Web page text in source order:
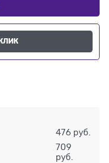
476 руб.
709
руб.